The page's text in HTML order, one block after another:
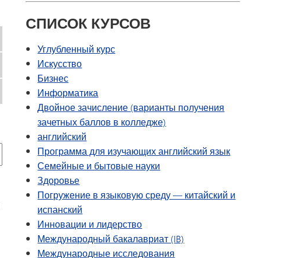
Очистить
СПИСОК КУРСОВ
Углубленный курс
Искусство
Бизнес
Информатика
Двойное зачисление (варианты получения
зачетных баллов в колледже)
английский
Программа для изучающих английский язык
Семейные и бытовые науки
Здоровье
Погружение в языковую среду — китайский и
испанский
Инновации и лидерство
Международный бакалавриат (IB)
Международные исследования